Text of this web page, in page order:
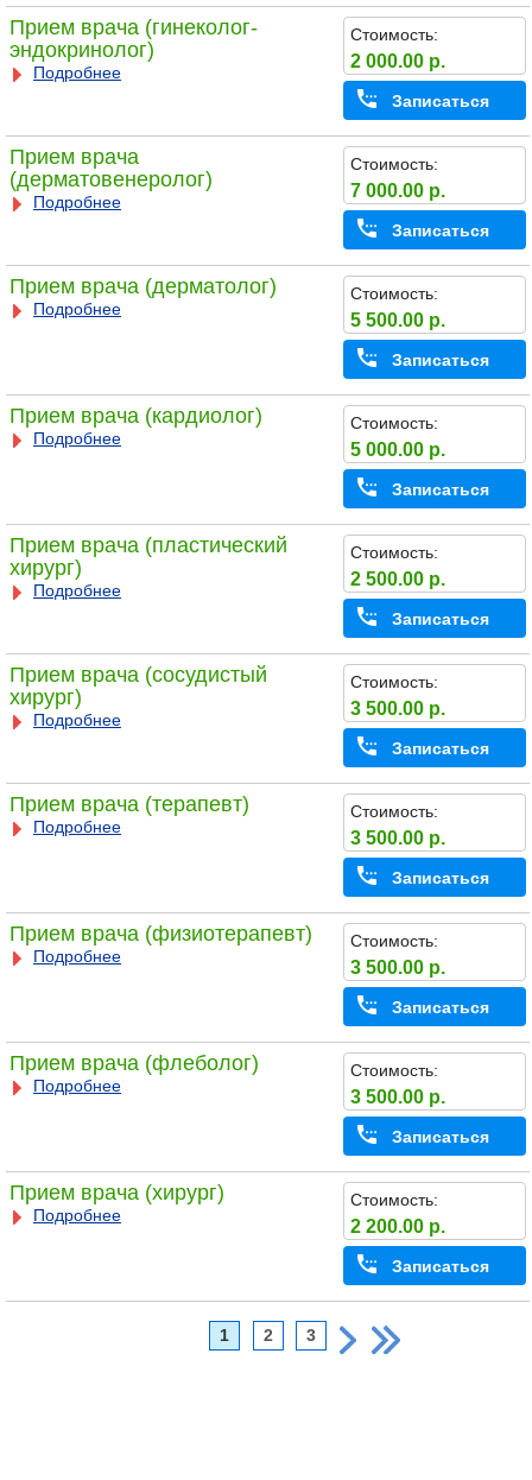
Прием врача (гинеколог-
эндокринолог)
Подробнее
Стоимость:
2 000.00 р.
Записаться
Прием врача
(дерматовенеролог)
Подробнее
Стоимость:
7 000.00 р.
Записаться
Прием врача (дерматолог)
Подробнее
Стоимость:
5 500.00 р.
Записаться
Прием врача (кардиолог)
Подробнее
Стоимость:
5 000.00 р.
Записаться
Прием врача (пластический
хирург)
Подробнее
Стоимость:
2 500.00 р.
Записаться
Прием врача (сосудистый
хирург)
Подробнее
Стоимость:
3 500.00 р.
Записаться
Прием врача (терапевт)
Подробнее
Стоимость:
3 500.00 р.
Записаться
Прием врача (физиотерапевт)
Подробнее
Стоимость:
3 500.00 р.
Записаться
Прием врача (флеболог)
Подробнее
Стоимость:
3 500.00 р.
Записаться
Прием врача (хирург)
Подробнее
Стоимость:
2 200.00 р.
Записаться
1 2 3